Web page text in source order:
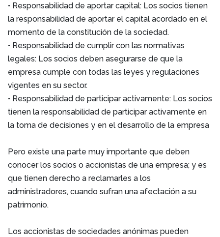
• Responsabilidad de aportar capital: Los socios tienen
la responsabilidad de aportar el capital acordado en el
momento de la constitución de la sociedad.
• Responsabilidad de cumplir con las normativas
legales: Los socios deben asegurarse de que la
empresa cumple con todas las leyes y regulaciones
vigentes en su sector.
• Responsabilidad de participar activamente: Los socios
tienen la responsabilidad de participar activamente en
la toma de decisiones y en el desarrollo de la empresa
Pero existe una parte muy importante que deben
conocer los socios o accionistas de una empresa; y es
que tienen derecho a reclamarles a los
administradores, cuando sufran una afectación a su
patrimonio.
Los accionistas de sociedades anónimas pueden